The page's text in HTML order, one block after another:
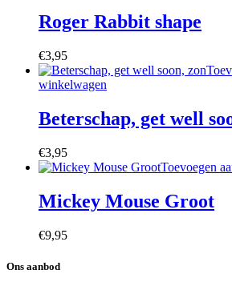
Roger Rabbit shape
€3,95
winkelwagen
Beterschap, get well
€3,95
Toevoegen
Mickey Mouse Groot
€9,95
Ons aanbod